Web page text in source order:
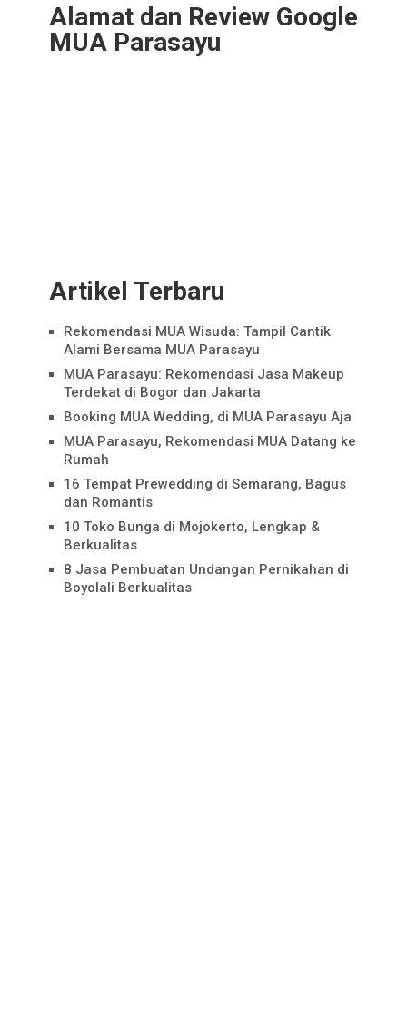
Alamat dan Review Google
MUA Parasayu
Artikel Terbaru
Rekomendasi MUA Wisuda: Tampil Cantik
Alami Bersama MUA Parasayu
MUA Parasayu: Rekomendasi Jasa Makeup
Terdekat di Bogor dan Jakarta
Booking MUA Wedding, di MUA Parasayu Aja
MUA Parasayu, Rekomendasi MUA Datang ke
Rumah
16 Tempat Prewedding di Semarang, Bagus
dan Romantis
10 Toko Bunga di Mojokerto, Lengkap &
Berkualitas
8 Jasa Pembuatan Undangan Pernikahan di
Boyolali Berkualitas